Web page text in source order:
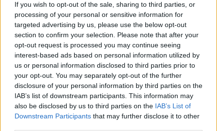
If you wish to opt-out of the sale, sharing to third parties, or
processing of your personal or sensitive information for
targeted advertising by us, please use the below opt-out
section to confirm your selection. Please note that after your
opt-out request is processed you may continue seeing
interest-based ads based on personal information utilized by
us or personal information disclosed to third parties prior to
your opt-out. You may separately opt-out of the further
disclosure of your personal information by third parties on the
IAB’s list of downstream participants. This information may
also be disclosed by us to third parties on the IAB’s List of
Downstream Participants that may further disclose it to other
Από το σκάκι στο Νόμπελ: Ποιος είναι ο
Ντέμης Χασάμπης που αναλαμβάνει
επικεφαλής στην ΑΙ της Google